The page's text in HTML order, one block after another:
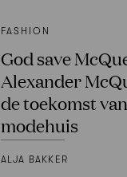
FASHION
God save
Alexander
de toekomst
modehuis
ALJA BAKKER